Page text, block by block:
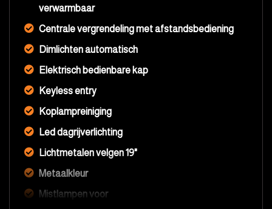
verwarmbaar
Centrale vergrendeling met afstandsbediening
Dimlichten automatisch
Elektrisch bedienbare kap
Keyless entry
Koplampreiniging
Led dagrijverlichting
Lichtmetalen velgen 19"
Metaalkleur
Mistlampen voor